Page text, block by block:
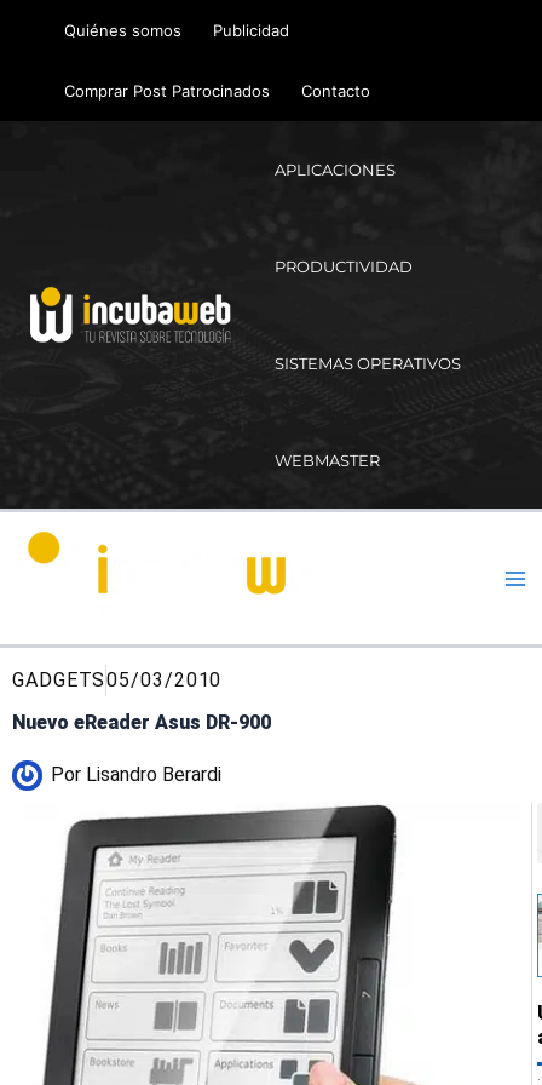
Quiénes somos Publicidad
Comprar Post Patrocinados Contacto
APLICACIONES
PRODUCTIVIDAD
SISTEMAS OPERATIVOS
WEBMASTER
GADGETS05/03/2010
Nuevo eReader Asus DR-900
Por Lisandro Berardi